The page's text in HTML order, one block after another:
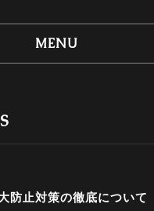
MENU
防止対策の徹底について